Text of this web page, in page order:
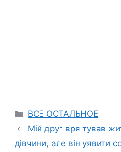
Categories
ВСЕ ОСТАЛЬНОЕ
Мій друг вря тував
дівчини, але він уявити